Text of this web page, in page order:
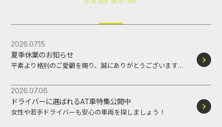
2026.07.15
夏季休業のお知らせ
平素より格別のご愛顧を賜り、誠にありがとうございます。
す。 休
2026.07.06
ドライバーに選ばれるAT車特集公開中
女性や若手ドライバーも安心の車両を探しましょう！